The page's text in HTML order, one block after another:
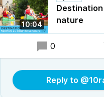
10:04
nature
0
Reply to